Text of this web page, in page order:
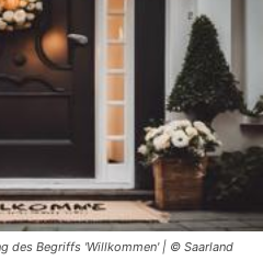
des Begriffs 'Willkommen' | © Saarland